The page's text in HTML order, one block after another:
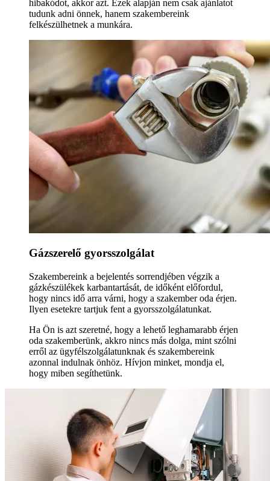
hibakódot, akkor azt. Ezek alapján nem csak ajánlatot
tudunk adni önnek, hanem szakembereink
felkészülhetnek a munkára.
Gázszerelő gyorsszolgálat
Szakembereink a bejelentés sorrendjében végzik a
gázkészülékek karbantartását, de időként előfordul,
hogy nincs idő arra várni, hogy a szakember oda érjen.
Ilyen esetekre tartjuk fent a gyorsszolgálatunkat.
Ha Ön is azt szeretné, hogy a lehető leghamarabb érjen
oda szakemberünk, akkro nincs más dolga, mint szólni
erről az ügyfélszolgálatunknak és szakembereink
azonnal indulnak önhöz. Hívjon minket, mondja el,
hogy miben segíthetünk.